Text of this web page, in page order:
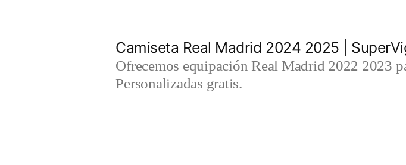
Camiseta Real Madrid 2024 2025 |
Ofrecemos equipación Real Madrid 2022 2023
Personalizadas gratis.